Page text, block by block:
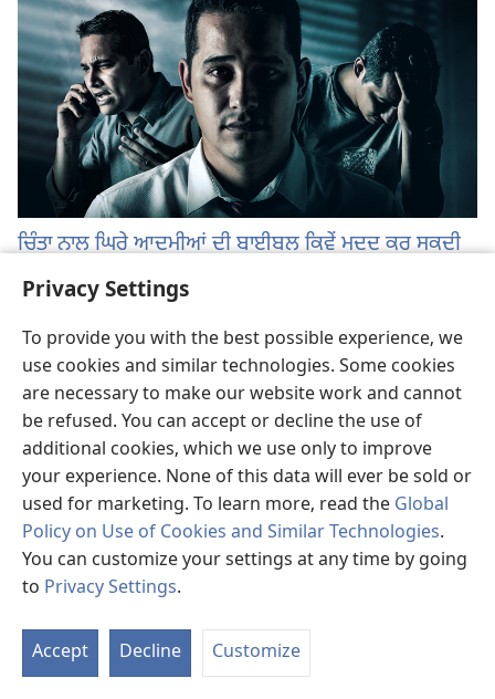
Privacy Settings
To provide you with the best possible experience, we
use cookies and similar technologies. Some cookies
are necessary to make our website work and cannot
be refused. You can accept or decline the use of
additional cookies, which we use only to improve
your experience. None of this data will ever be sold or
used for marketing. To learn more, read the Global
Policy on Use of Cookies and Similar Technologies.
You can customize your settings at any time by going
to Privacy Settings.
Accept Decline Customize
ਚਿੰਤਾ ਨਾਲ ਘਿਰੇ ਆਦਮੀਆਂ ਦੀ ਬਾਈਬਲ ਕਿਵੇਂ ਮਦਦ ਕਰ ਸਕਦੀ
ਹੈ?
ਜਿਸ ਦਾ “ਸਾਮ੍ਹਣਾ ਕਰਨਾ ਬਹੁਤ ਮੁਸ਼ਕਲ” ਹੈ। ਜੇ ਤੁਸੀਂ ਚਿੰਤਾ ਵਿਚ ਹੋ, ਤਾਂ ਕੀ
ਬਾਈਬਲ ਤੁਹਾਡੀ ਮਦਦ ਕਰ ਸਕਦੀ ਹੈ?
ਜਦੋਂ ਘਰੋਂ ਬਾਹਰ ਨਾ ਜਾ ਸਕੀਏ